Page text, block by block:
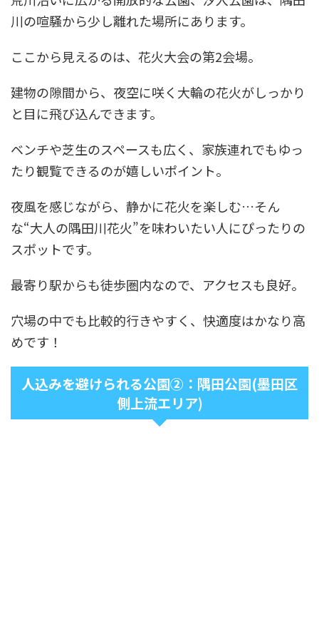
川の喧騒から少し離れた場所にあります。
ここから見えるのは、花火大会の第2会場。
建物の隙間から、夜空に咲く大輪の花火がしっかり
と目に飛び込んできます。
ベンチや芝生のスペースも広く、家族連れでもゆっ
たり観覧できるのが嬉しいポイント。
夜風を感じながら、静かに花火を楽しむ…そん
な“大人の隅田川花火”を味わいたい人にぴったりの
スポットです。
最寄り駅からも徒歩圏内なので、アクセスも良好。
穴場の中でも比較的行きやすく、快適度はかなり高
めです！
人込みを避けられる公園②：隅田公園(墨田区
側上流エリア)